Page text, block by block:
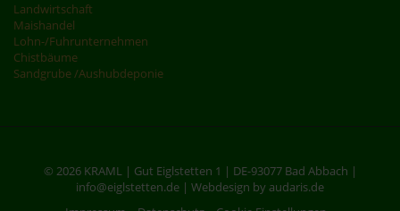
Landwirtschaft
Maishandel
Lohn-/Fuhrunternehmen
Chistbäume
Sandgrube /Aushubdeponie
© 2026 KRAML | Gut Eiglstetten 1 | DE-93077 Bad Abbach |
info@eiglstetten.de | Webdesign by audaris.de